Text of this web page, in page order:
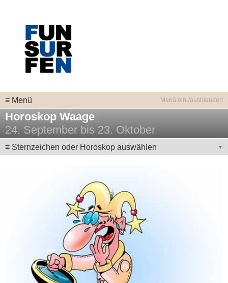
≡ Menü
Horoskop Waage
24. September bis 23. Oktober
≡ Sternzeichen oder Horoskop auswählen